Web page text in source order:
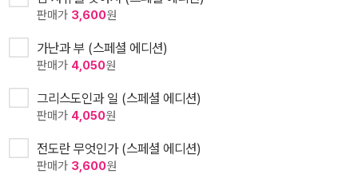
판매가 3,600원
가난과 부 (스페셜 에디션)
판매가 4,050원
그리스도인과 일 (스페셜 에디션)
판매가 4,050원
전도란 무엇인가 (스페셜 에디션)
판매가 3,600원